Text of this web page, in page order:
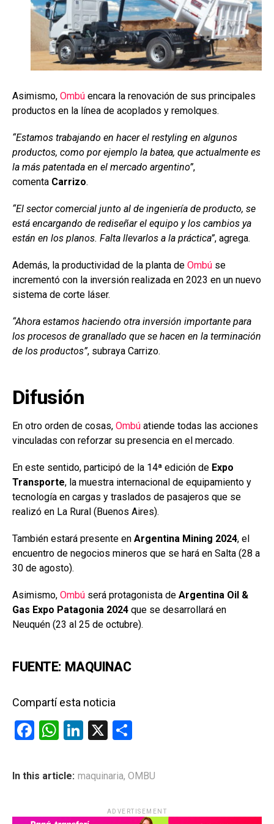
Asimismo, Ombú encara la renovación de sus principales
productos en la línea de acoplados y remolques.
“Estamos trabajando en hacer el restyling en algunos
productos, como por ejemplo la batea, que actualmente es
la más patentada en el mercado argentino”,
comenta Carrizo.
“El sector comercial junto al de ingeniería de producto, se
está encargando de rediseñar el equipo y los cambios ya
están en los planos. Falta llevarlos a la práctica”, agrega.
Además, la productividad de la planta de Ombú se
incrementó con la inversión realizada en 2023 en un nuevo
sistema de corte láser.
“Ahora estamos haciendo otra inversión importante para
los procesos de granallado que se hacen en la terminación
de los productos”, subraya Carrizo.
Difusión
En otro orden de cosas, Ombú atiende todas las acciones
vinculadas con reforzar su presencia en el mercado.
En este sentido, participó de la 14ª edición de Expo
Transporte, la muestra internacional de equipamiento y
tecnología en cargas y traslados de pasajeros que se
realizó en La Rural (Buenos Aires).
También estará presente en Argentina Mining 2024, el
encuentro de negocios mineros que se hará en Salta (28 a
30 de agosto).
Asimismo, Ombú será protagonista de Argentina Oil &
Gas Expo Patagonia 2024 que se desarrollará en
Neuquén (23 al 25 de octubre).
FUENTE: MAQUINAC
Compartí esta noticia
F
ce
W
at
Li
ke
dI
X
m
ar
In this article: maquinaria, OMBU
ADVERTISEMENT